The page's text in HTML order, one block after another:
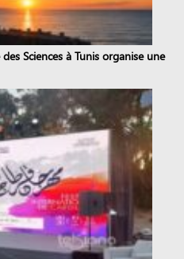
Sciences à Tunis organise une